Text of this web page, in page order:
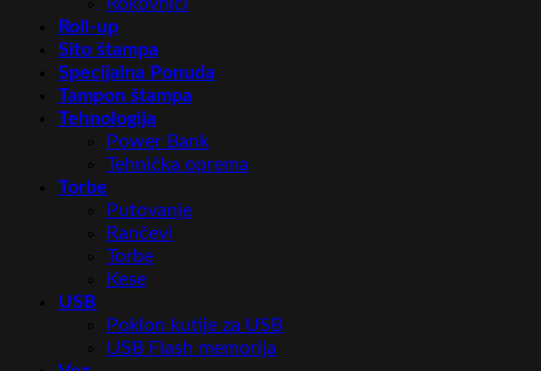
Roll-up
Sito štampa
Specijalna Ponuda
Tampon štampa
Tehnologija
Power Bank
Tehnička oprema
Torbe
Putovanje
Rančevi
Torbe
Kese
USB
Poklon kutije za USB
USB Flash memorija